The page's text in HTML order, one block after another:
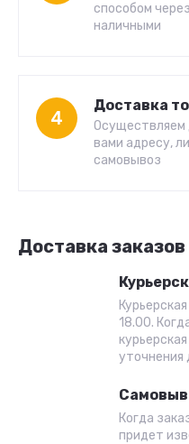
способом
наличными
4
Доставка
Осуществляем
вами адресу,
самовывоз
Доставка заказов
18.00.
уточнения
Когда
придет